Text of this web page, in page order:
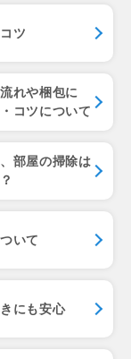
ツ
れや梱包に
コツについて
部屋の掃除は
いて
にも安心